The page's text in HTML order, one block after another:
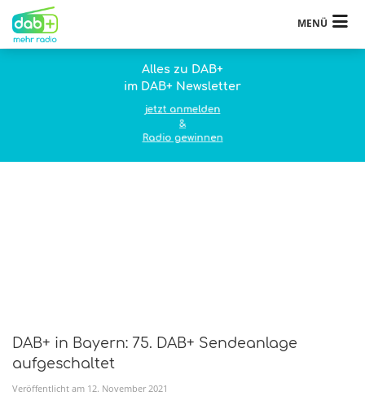
MENÜ
Alles zu DAB+
im DAB+ Newsletter
jetzt anmelden
&
Radio gewinnen
DAB+ in Bayern: 75. DAB+ Sendeanlage
aufgeschaltet
Veröffentlicht am 12. November 2021